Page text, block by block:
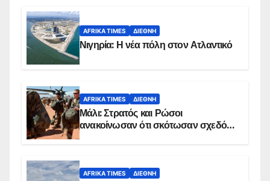
AFRIKA TIMES ΔΙΕΘΝΉ
Νιγηρία: Η νέα πόλη στον Ατλαντικό
AFRIKA TIMES ΔΙΕΘΝΉ
Μάλι: Στρατός και Ρώσοι
ανακοίνωσαν ότι σκότωσαν σχεδόν
AFRIKA TIMES ΔΙΕΘΝΉ